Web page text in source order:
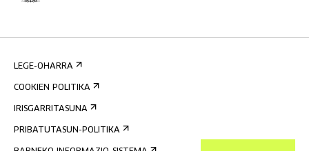
LEGE-OHARRA
COOKIEN POLITIKA
IRISGARRITASUNA
PRIBATUTASUN-POLITIKA